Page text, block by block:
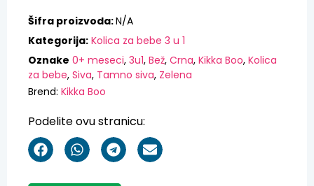
Šifra proizvoda:N/A
Kategorija: Kolica za bebe 3 u 1
Oznake 0+ meseci, 3u1, Bež, Crna, Kikka Boo, Kolica
za bebe, Siva, Tamno siva, Zelena
Brend: Kikka Boo
Podelite ovu stranicu: